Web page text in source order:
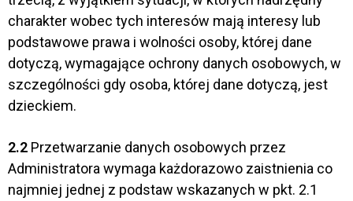
charakter wobec tych interesów mają interesy lub
podstawowe prawa i wolności osoby, której dane
dotyczą, wymagające ochrony danych osobowych, w
szczególności gdy osoba, której dane dotyczą, jest
dzieckiem.
2.2 Przetwarzanie danych osobowych przez
Administratora wymaga każdorazowo zaistnienia co
najmniej jednej z podstaw wskazanych w pkt. 2.1